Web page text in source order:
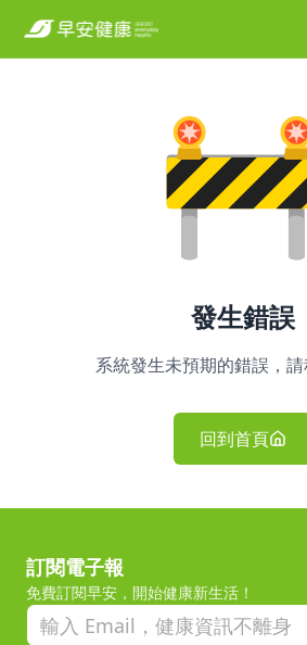
發生錯誤
系統發生未預期的錯誤，請
回到首頁
訂閱電子報
免費訂閱早安，開始健康新生活！